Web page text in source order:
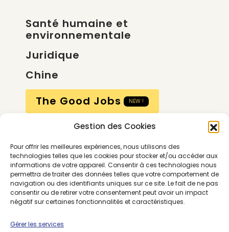
Gestion des Cookies
Pour offrir les meilleures expériences, nous utilisons des
technologies telles que les cookies pour stocker et/ou accéder aux
informations de votre appareil. Consentir à ces technologies nous
permettra de traiter des données telles que votre comportement de
navigation ou des identifiants uniques sur ce site. Le fait de ne pas
consentir ou de retirer votre consentement peut avoir un impact
négatif sur certaines fonctionnalités et caractéristiques.
Gérer les services
Santé humaine et
environnementale
Juridique
Chine
The Good Jobs
NEW !
Compte
Calendrier
Contactez-nous